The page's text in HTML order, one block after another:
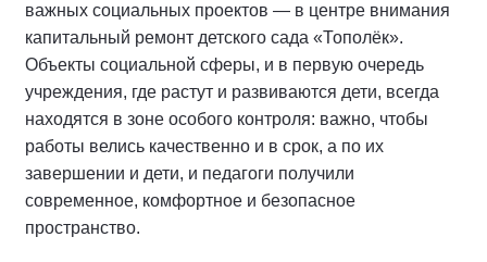
важных социальных проектов — в центре внимания
капитальный ремонт детского сада «Тополёк».
Объекты социальной сферы, и в первую очередь
учреждения, где растут и развиваются дети, всегда
находятся в зоне особого контроля: важно, чтобы
работы велись качественно и в срок, а по их
завершении и дети, и педагоги получили
современное, комфортное и безопасное
пространство.